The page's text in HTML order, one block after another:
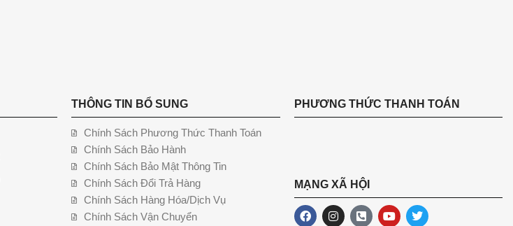
THÔNG TIN BỔ SUNG
Chính Sách Phương Thức Thanh Toán
Chính Sách Bảo Hành
Chính Sách Bảo Mật Thông Tin
Chính Sách Đổi Trả Hàng
Chính Sách Hàng Hóa/Dịch Vụ
Chính Sách Vận Chuyển
PHƯƠNG THỨC THANH TOÁN
MẠNG XÃ HỘI